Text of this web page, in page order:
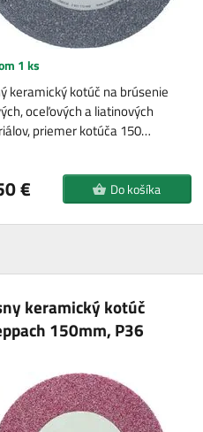
1 ks
keramický kotúč na brúsenie
oceľových a liatinových
priemer kotúča 150…
€ Do košíka
keramický kotúč
150mm, P36